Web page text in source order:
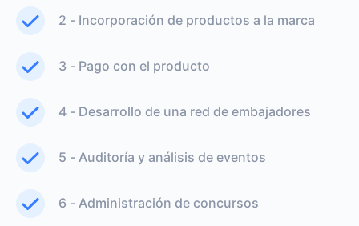
2 - Incorporación de productos a la marca
3 - Pago con el producto
4 - Desarrollo de una red de embajadores
5 - Auditoría y análisis de eventos
6 - Administración de concursos